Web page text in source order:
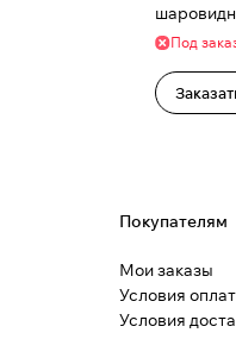
Под
Покупателям
Мои заказы
Условия
Условия